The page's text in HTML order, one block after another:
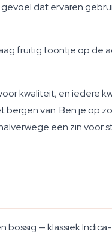
dat ervaren
fruitig toontje op de
kwaliteit, en iedere
van. Ben je op
een zin voor
bossig — klassiek